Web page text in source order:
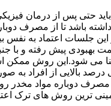
حتی پس از درمان
باشد تا از مصرف
جلسات اعتماد به نفس
بهبودی پیش رفته و با
می شود.این روش ممکن
درصد بالایی از افراد به
دوباره مواد مخدر
ترین روش های ترک